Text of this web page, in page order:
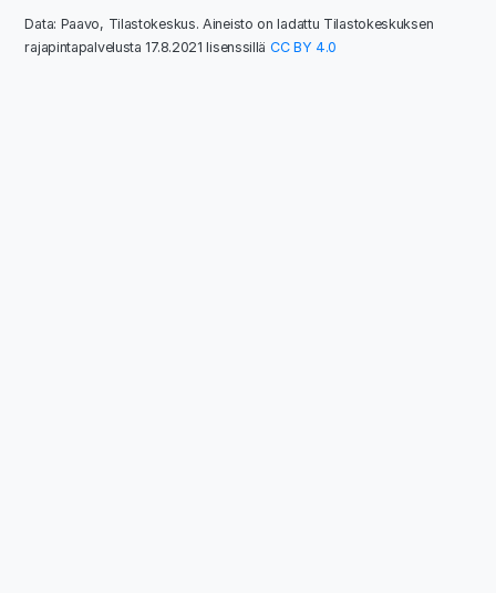
Data: Paavo, Tilastokeskus. Aineisto on ladattu Tilastokeskuksen
rajapintapalvelusta 17.8.2021 lisenssillä CC BY 4.0